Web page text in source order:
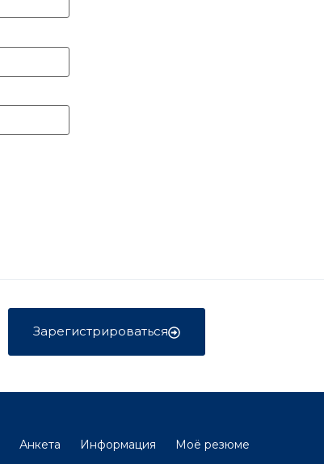
Зарегистрироваться
Анкета Информация
Моё резюме